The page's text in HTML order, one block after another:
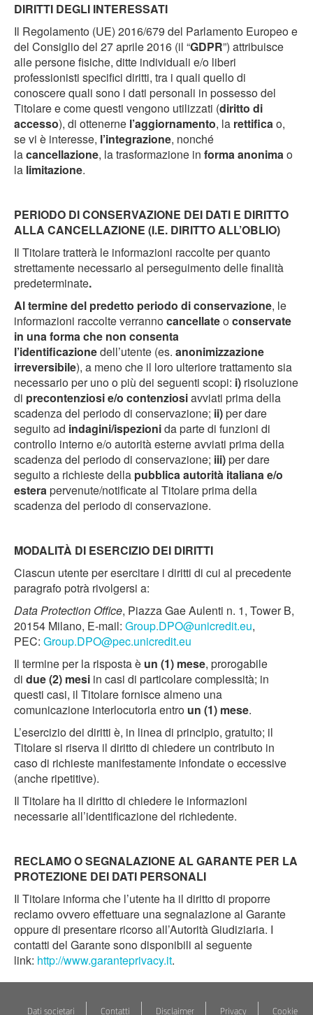
DIRITTI DEGLI INTERESSATI
Il Regolamento (UE) 2016/679 del Parlamento Europeo e
del Consiglio del 27 aprile 2016 (il “GDPR”) attribuisce
alle persone fisiche, ditte individuali e/o liberi
professionisti specifici diritti, tra i quali quello di
conoscere quali sono i dati personali in possesso del
Titolare e come questi vengono utilizzati (diritto di
accesso), di ottenerne l’aggiornamento, la rettificao,
se vi è interesse, l’integrazione, nonché
lacancellazione, la trasformazione in forma anonimao
la limitazione.
PERIODO DI CONSERVAZIONE DEI DATI E DIRITTO
ALLA CANCELLAZIONE (I.E. DIRITTO ALL’OBLIO)
Il Titolare tratterà le informazioni raccolte per quanto
strettamente necessario al perseguimento delle finalità
predeterminate.
Al termine del predetto periodo di conservazione, le
informazioni raccolte verrannocancellateoconservate
in una forma che non consenta
l’identificazionedell’utente (es. anonimizzazione
irreversibile), a meno che il loro ulteriore trattamento sia
necessario per uno o più dei seguenti scopi: i) risoluzione
di precontenziosi e/o contenziosiavviati prima della
scadenza del periodo di conservazione; ii)per dare
seguito ad indagini/ispezionida parte di funzioni di
controllo interno e/o autorità esterne avviati prima della
scadenza del periodo di conservazione; iii)per dare
seguito a richieste della pubblica autorità italiana e/o
esterapervenute/notificate al Titolare prima della
scadenza del periodo di conservazione.
MODALITÀ DI ESERCIZIO DEI DIRITTI
Ciascun utente per esercitare i diritti di cui al precedente
paragrafo potrà rivolgersi a:
Data Protection Office, Piazza Gae Aulenti n. 1, Tower B,
20154 Milano, E-mail: Group.DPO@unicredit.eu,
PEC: Group.DPO@pec.unicredit.eu
Il termine per la risposta è un (1) mese, prorogabile
di due (2) mesi in casi di particolare complessità; in
questi casi, il Titolare fornisce almeno una
comunicazione interlocutoria entro un (1) mese.
L’esercizio dei diritti è, in linea di principio, gratuito; il
Titolare si riserva il diritto di chiedere un contributo in
caso di richieste manifestamente infondate o eccessive
(anche ripetitive).
Il Titolare ha il diritto di chiedere le informazioni
necessarie all’identificazione del richiedente.
RECLAMO O SEGNALAZIONE AL GARANTE PER LA
PROTEZIONE DEI DATI PERSONALI
Il Titolare informa che l’utente ha il diritto di proporre
reclamo ovvero effettuare una segnalazione al Garante
oppure di presentare ricorso all’Autorità Giudiziaria. I
contatti del Garante sono disponibili al seguente
link: http://www.garanteprivacy.it.
Dati societari Contatti Disclaimer Privacy Cookie